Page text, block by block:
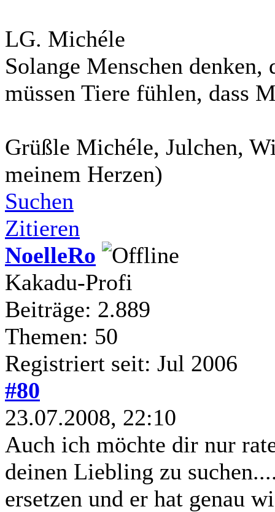
LG. Michéle
Solange Menschen
müssen Tiere fühlen, dass
Grüßle Michéle, Julchen,
meinem Herzen)
Suchen
Zitieren
NoelleRo
Kakadu-Profi
Beiträge: 2.889
Themen: 50
Registriert seit: Jul 2006
#80
23.07.2008, 22:10
Auch ich möchte dir nur
deinen Liebling zu
ersetzen und er hat genau